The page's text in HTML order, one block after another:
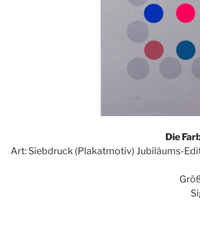
Die
Art: Siebdruck (Plakatmotiv) Jubiläums-